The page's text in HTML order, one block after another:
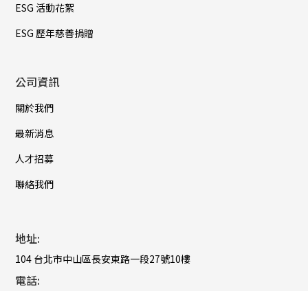
ESG 活動花絮
ESG 歷年慈善捐贈
公司資訊
關於我們
最新消息
人才招募
聯絡我們
地址:
104 台北市中山區長安東路一段27號10樓
電話: